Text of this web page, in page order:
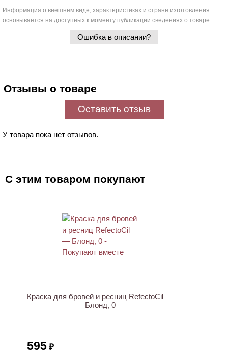
Информация о внешнем виде, характеристиках и стране изготовления
основывается на доступных к моменту публикации сведениях о товаре.
Ошибка в описании?
Отзывы о товаре
Оставить отзыв
У товара пока нет отзывов.
С этим товаром покупают
Краска для бровей и ресниц RefectoCil —
Блонд, 0
595 ₽